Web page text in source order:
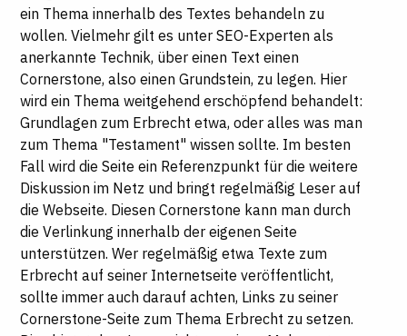
ein Thema innerhalb des Textes behandeln zu
wollen. Vielmehr gilt es unter SEO-Experten als
anerkannte Technik, über einen Text einen
Cornerstone, also einen Grundstein, zu legen. Hier
wird ein Thema weitgehend erschöpfend behandelt:
Grundlagen zum Erbrecht etwa, oder alles was man
zum Thema "Testament" wissen sollte. Im besten
Fall wird die Seite ein Referenzpunkt für die weitere
Diskussion im Netz und bringt regelmäßig Leser auf
die Webseite. Diesen Cornerstone kann man durch
die Verlinkung innerhalb der eigenen Seite
unterstützen. Wer regelmäßig etwa Texte zum
Erbrecht auf seiner Internetseite veröffentlicht,
sollte immer auch darauf achten, Links zu seiner
Cornerstone-Seite zum Thema Erbrecht zu setzen.